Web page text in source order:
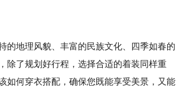
的地理风貌、丰富的民族文化、四季如春的
除了规划好行程，选择合适的着装同样重
如何穿衣搭配，确保您既能享受美景，又能